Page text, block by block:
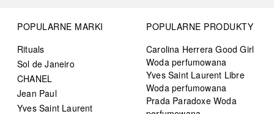
POPULARNE MARKI
Rituals
Sol de Janeiro
CHANEL
Jean Paul
Yves Saint Laurent
POPULARNE PRODUKTY
Carolina Herrera Good Girl
Woda perfumowana
Yves Saint Laurent Libre
Woda perfumowana
Prada Paradoxe Woda